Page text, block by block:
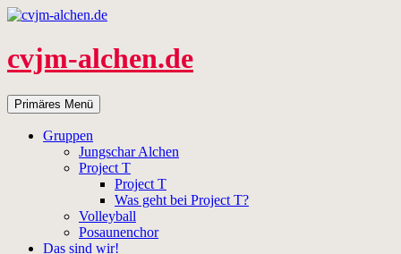
Zum
springen
cvjm-alchen.de
Suchen
Primäres Menü
Gruppen
Jungschar Alchen
Project T
Project T
Was geht bei Project T?
Volleyball
Posaunenchor
Das sind wir!